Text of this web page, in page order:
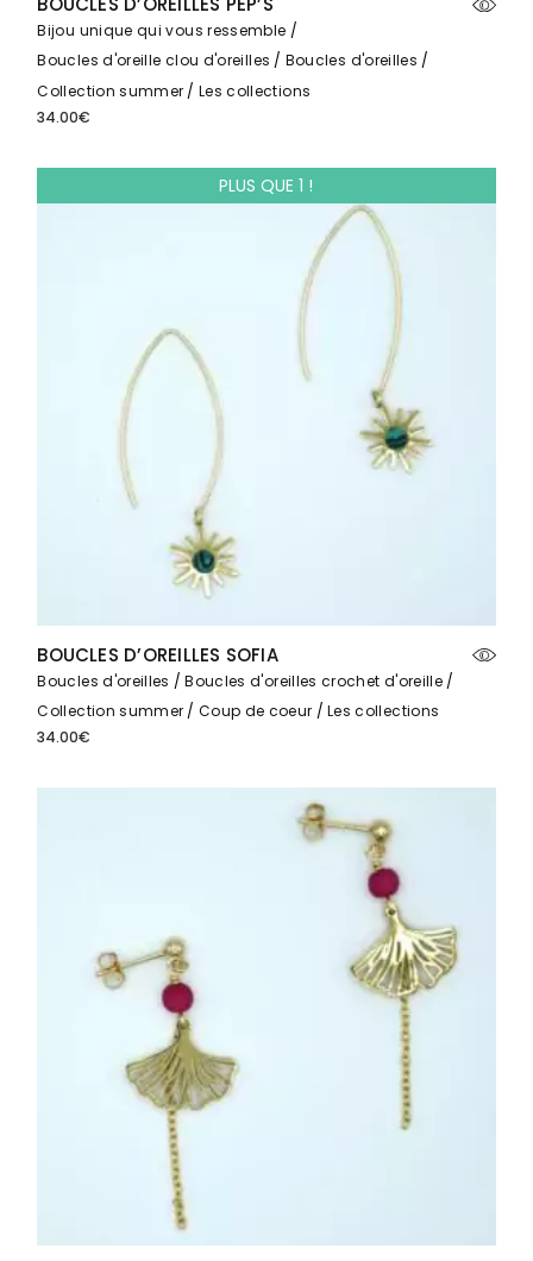
Bijou unique qui vous ressemble
Boucles d'oreille clou d'oreilles
Boucles d'oreilles
Collection summer
Les collections
34.00€
PLUS QUE 1 !
BOUCLES D’OREILLES SOFIA
Boucles d'oreilles
Boucles d'oreilles crochet d'oreille
Collection summer
Coup de coeur
Les collections
34.00€